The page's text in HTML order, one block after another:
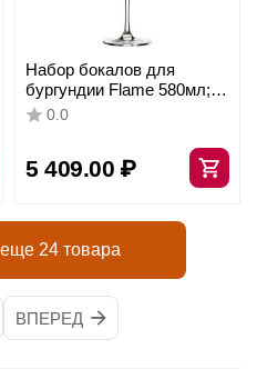
Набор бокалов для
бургундии Flame 580мл;
D=95,H=255мм, 6шт,
0.0
5 409.00 ₽
24 товара
ВПЕРЕД